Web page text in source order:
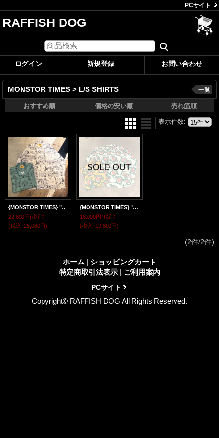
PCサイト
RAFFISH DOG
ログイン 新規登録 お問い合わせ
MONSTOR TIMES > L/S SHIRTS 一覧
おすすめ順 価格の安い順 売れ筋順
表示件数:
{MONSTOR TIMES} "MONSTOR INSTRUCTIONS" Shirts LS
22,800円(税別)
(税込: 25,080円)
{MONSTOR TIMES} "I'M A MONSTOR" SHIRT LS
18,000円(税別)
(税込: 19,800円)
(2件/2件)
ホーム | ショッピングカート
特定商取引法表示 | ご利用案内
PCサイト
Copyright© RAFFISH DOG All Rights Reserved.